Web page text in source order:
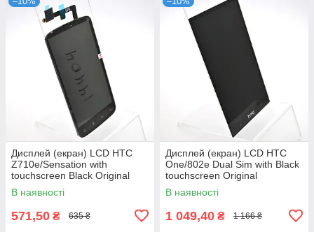
Дисплей (екран) LCD HTC
Z710e/Sensation with
touchscreen Black Original
В наявності
571,50 ₴ 635 ₴
Дисплей (екран) LCD HTC
One/802e Dual Sim with Black
touchscreen Original
В наявності
1 049,40 ₴ 1 166 ₴